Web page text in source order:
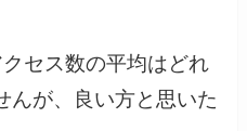
セス数の平均はどれ
んが、良い方と思いた